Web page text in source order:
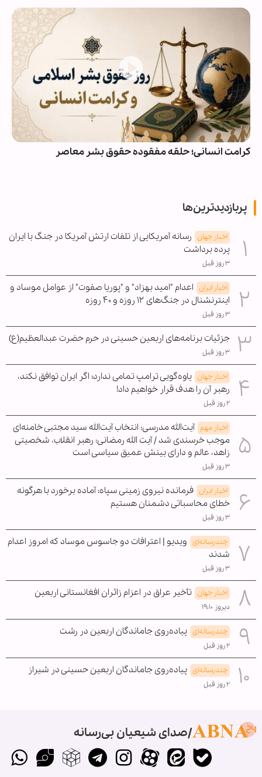
کرامت انسانی؛ حلقه مفقوده حقوق بشر معاصر
پربازدیدترین‌ها
اخبار جهان رسانه آمریکایی از تلفات ارتش آمریکا در جنگ با ایران
پرده برداشت
۳ روز قبل
اخبار ایران اعدام "امید بهزاد" و "پوریا صفوت" از عوامل موساد و
اینترنشنال در جنگ‌های ۱۲ روزه و ۴۰ روزه
۳ روز قبل
جزئیات برنامه‌های اربعین حسینی در حرم حضرت عبدالعظیم(ع)
۳ روز قبل
اخبار جهان یاوه‌گویی ترامپ تمامی ندارد؛ اگر ایران توافق نکند،
رهبر آن را هدف قرار خواهیم داد!
۲ روز قبل
اخبار مهم آیت‌الله مدرسی: انتخاب آیت‌الله سید مجتبی خامنه‌ای
موجب خرسندی شد / آیت الله رمضانی: رهبر انقلاب، شخصیتی
زاهد، عالم و دارای بینش عمیق سیاسی است
۳ روز قبل
اخبار ایران فرمانده نیروی زمینی سپاه: آماده برخورد با هرگونه
خطای محاسباتی دشمنان هستیم
۳ روز قبل
چندرسانه‌ای ویدیو | اعترافات دو جاسوس موساد که امروز اعدام
شدند
۳ روز قبل
اخبار جهان تأخیر عراق در اعزام زائران افغانستانی اربعین
دیروز ۱۹:۱۰
چندرسانه‌ای پیاده‌روی جاماندگان اربعین در رشت
۲ روز قبل
چندرسانه‌ای پیاده‌روی جاماندگان اربعین حسینی در شیراز
۲ روز قبل
صدای شیعیان بی‌رسانه